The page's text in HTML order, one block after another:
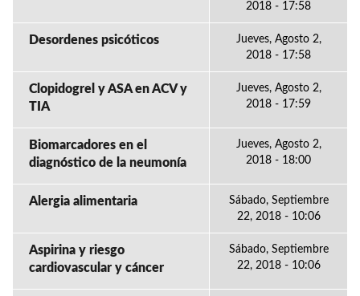
2018 - 17:58
Desordenes psicóticos
Jueves, Agosto 2,
2018 - 17:58
Clopidogrel y ASA en ACV y
TIA
Jueves, Agosto 2,
2018 - 17:59
Biomarcadores en el
diagnóstico de la neumonía
Jueves, Agosto 2,
2018 - 18:00
Alergia alimentaria
Sábado, Septiembre
22, 2018 - 10:06
Aspirina y riesgo
cardiovascular y cáncer
Sábado, Septiembre
22, 2018 - 10:06